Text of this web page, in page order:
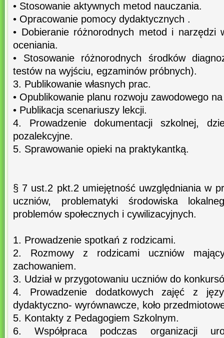
• Stosowanie aktywnych metod nauczania.
• Opracowanie pomocy dydaktycznych .
• Dobieranie różnorodnych metod i narzędzi
oceniania.
• Stosowanie różnorodnych środków
testów na wyjściu, egzaminów próbnych).
3. Publikowanie własnych prac.
• Opublikowanie planu rozwoju zawodowego
• Publikacja scenariuszy lekcji.
4. Prowadzenie dokumentacji szkolnej,
pozalekcyjne.
5. Sprawowanie opieki na praktykantką.
§ 7 ust.2 pkt.2 umiejętność uwzględniania w
uczniów, problematyki środowiska
problemów społecznych i cywilizacyjnych.
1. Prowadzenie spotkań z rodzicami.
2. Rozmowy z rodzicami uczniów
zachowaniem.
3. Udział w przygotowaniu uczniów do
4. Prowadzenie dodatkowych zajęć z
dydaktyczno- wyrównawcze, koło
5. Kontakty z Pedagogiem Szkolnym.
6. Współpraca podczas organizacji